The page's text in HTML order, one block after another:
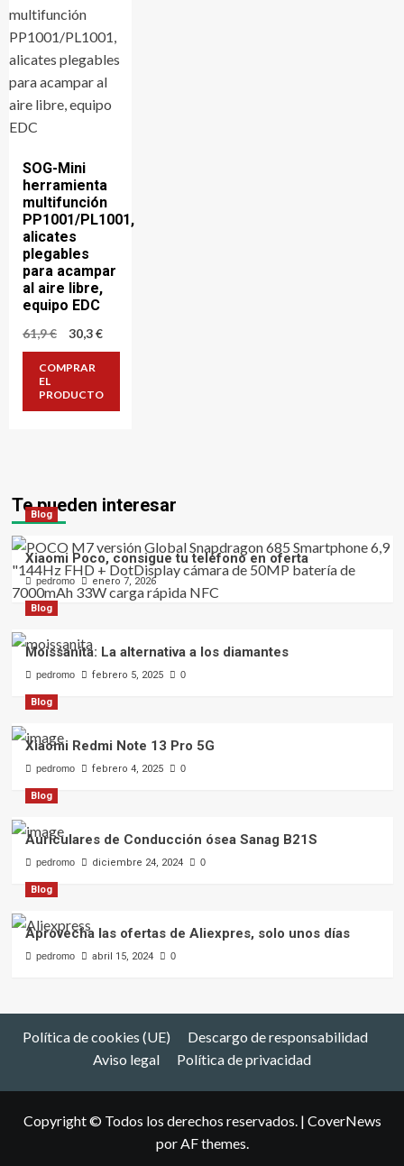
SOG-Mini
herramienta
multifunción
PP1001/PL1001,
alicates
plegables
para acampar
al aire libre,
equipo EDC
61,9€
El
original
61,9 €.
30,3€El
30,3 €.
COMPRAR
EL
PRODUCTO
Te pueden interesar
Blog
Xiaomi Poco, consigue tu teléfono en oferta
pedromo enero 7, 2026
Blog
Moissanita: La alternativa a los diamantes
pedromo febrero 5, 2025 0
Blog
Xiaomi Redmi Note 13 Pro 5G
pedromo febrero 4, 2025 0
Blog
Auriculares de Conducción ósea Sanag B21S
pedromo diciembre 24, 2024 0
Blog
Aprovecha las ofertas de Aliexpres, solo unos días
pedromo abril 15, 2024 0
Política de cookies (UE)
Descargo de responsabilidad
Aviso legal
Política de privacidad
Copyright © Todos los derechos reservados. | CoverNews
por AF themes.